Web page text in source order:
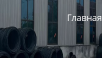
Главная